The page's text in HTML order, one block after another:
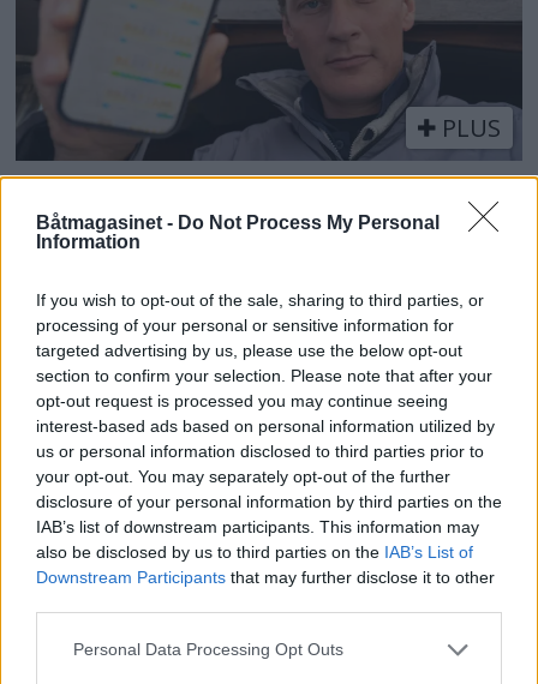
Båtmagasinet - Do Not Process My Personal
Information
If you wish to opt-out of the sale, sharing to third parties, or
processing of your personal or sensitive information for
targeted advertising by us, please use the below opt-out
section to confirm your selection. Please note that after your
opt-out request is processed you may continue seeing
interest-based ads based on personal information utilized by
us or personal information disclosed to third parties prior to
your opt-out. You may separately opt-out of the further
disclosure of your personal information by third parties on the
IAB’s list of downstream participants. This information may
also be disclosed by us to third parties on the IAB’s List of
Downstream Participants that may further disclose it to other
Personal Data Processing Opt Outs
PLUS
Appene som beriker
båtturen
Sterk økning i